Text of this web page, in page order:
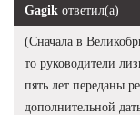
Gagik ответил(а)
(Сначала в
то руководители
пять лет переданы
дополнительной